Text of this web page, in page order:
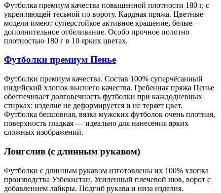
Футболка премиум качества повышенной плотности 180 г, с
укрепляющей тесьмой по вороту. Кардная пряжа. Цветные
модели имеют суперстойкое активное крашение, белые –
дополнительное отбеливание. Особо прочное полотно
плотностью 180 г в 10 ярких цветах.
Футболки премиум Пенье
Футболки премиум качества. Состав 100% суперчёсанный
индийский хлопок высшего качества. Гребенная пряжа Пенье
обеспечивает долговечность футболки при каждодневных
стирках: изделие не деформируется и не теряет цвет.
Футболка бесшовная, вязка мужских футболок очень плотная,
поверхность гладкая — идеально для нанесения ярких
сложных изображений.
Лонгслив (с длинным рукавом)
Футболки с длинным рукавом изготовлены их 100% хлопка
производства Узбекистан. Усиленный плечевой шов, ворот с
добавлением лайкры. Подгиб рукава и низа изделия.